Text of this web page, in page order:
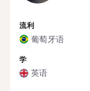
流利
葡萄牙语
学
英语